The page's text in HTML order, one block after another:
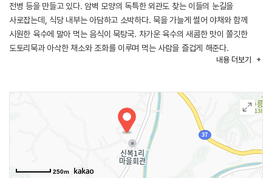
전병 등을 만들고 있다. 암벽 모양의 독특한 외관도 찾는 이들의 눈길을
사로잡는데, 식당 내부는 아담하고 소박하다. 묵을 가늘게 썰어 야채와 함께
시원한 육수에 말아 먹는 음식이 묵탕국. 차가운 육수의 새콤한 맛이 쫄깃한
도토리묵과 아삭한 채소와 조화를 이루며 먹는 사람을 즐겁게 해준다.
내용 더보기
250m